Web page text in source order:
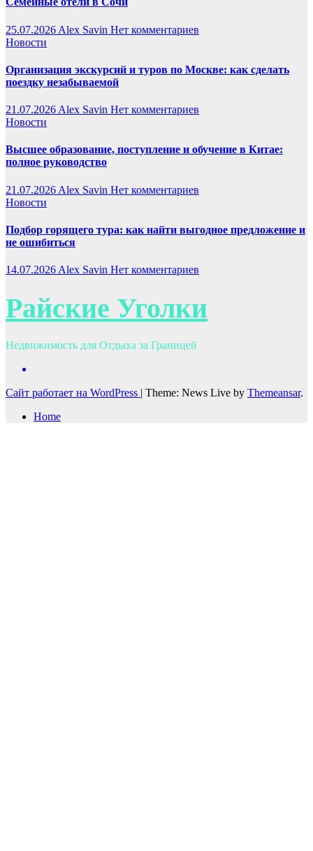
25.07.2026 Alex Savin Нет комментариев
Новости
Организация экскурсий и туров по Москве: как сделать
поездку незабываемой
21.07.2026 Alex Savin Нет комментариев
Новости
Высшее образование, поступление и обучение в Китае:
полное руководство
21.07.2026 Alex Savin Нет комментариев
Новости
Подбор горящего тура: как найти выгодное предложение и
не ошибиться
14.07.2026 Alex Savin Нет комментариев
Райские Уголки
Недвижимость для Отдыха за Границей
Сайт работает на WordPress | Theme: News Live by Themeansar.
Home